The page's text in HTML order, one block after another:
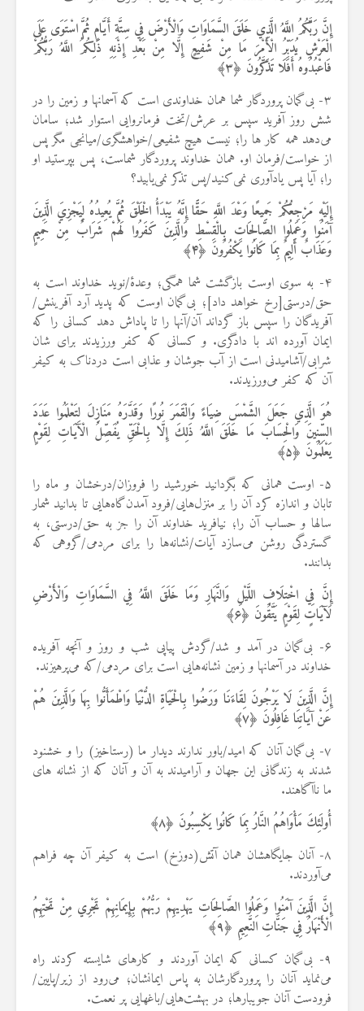
إِنَّ رَبَّكُمُ اللَّهُ الَّذِي خَلَقَ السَّمَاوَاتِ وَالْأَرْضَ فِي سِتَّةِ أَيَّامٍ ثُمَّ اسْتَوَى عَلَى
الْعَرْشِ يُدَبِّرُ الْأَمْرَ مَا مِنْ شَفِيعٍ إِلَّا مِنْ بَعْدِ إِذْنِهِ ذَلِكُمُ اللَّهُ رَبُّكُمْ
فَاعْبُدُوهُ أَفَلَا تَذَكَّرُونَ ﴿۳﴾
۳- بی‌گمان پروردگار شما همان خداوندی است که آسمانها و زمین را در
شش روز آفرید سپس بر عرش/تخت فرمانروایی استوار شد؛ سامان
می‌دهد همه کار ها را؛ نیست هیچ شفیعی/خواهشگری/میانجی مگر پس
از خواست/فرمان او. همان خداوند پروردگار شماست، پس بپرستید او
را؛ آیا پس یادآوری نمی‌کنید/پس تذکر نمی‌یابید؟
إِلَيْهِ مَرْجِعُكُمْ جَمِيعًا وَعْدَ اللَّهِ حَقًّا إِنَّهُ يَبْدَأُ الْخَلْقَ ثُمَّ يُعِيدُهُ لِيَجْزِيَ الَّذِينَ
آمَنُوا وَعَمِلُوا الصَّالِحَاتِ بِالْقِسْطِ وَالَّذِينَ كَفَرُوا لَهُمْ شَرَابٌ مِنْ حَمِيمٍ
وَعَذَابٌ أَلِيمٌ بِمَا كَانُوا يَكْفُرُونَ ﴿۴﴾
۴- به سوی اوست بازگشت شما همگی؛ وعدهٔ/نوید خداوند است به
حق/درستی[رخ خواهد داد]؛ بی‌گمان اوست که پدید آرد آفرینش/
آفریدگان را سپس باز گرداند آن/آنها را تا پاداش دهد کسانی را که
ایمان آورده اند با دادگری. و کسانی که کفر ورزیدند برای شان
شرابی/آشامیدنی است از آب جوشان و عذابی است دردناک به کیفر
آن که کفر می‌ورزیدند.
هُوَ الَّذِي جَعَلَ الشَّمْسَ ضِيَاءً وَالْقَمَرَ نُورًا وَقَدَّرَهُ مَنَازِلَ لِتَعْلَمُوا عَدَدَ
السِّنِينَ وَالْحِسَابَ مَا خَلَقَ اللَّهُ ذَلِكَ إِلَّا بِالْحَقِّ يُفَصِّلُ الْآيَاتِ لِقَوْمٍ
يَعْلَمُونَ ﴿۵﴾
۵- اوست همانی که بگردانید خورشید را فروزان/درخشان و ماه را
تابان و اندازه کرد آن را بر منزل‌هایی/فرود آمدن‌گاه‌هایی تا بدانید شمار
سالها و حساب آن را؛ نیافرید خداوند آن را جز به حق/درستی، به
گستردگی روشن می‌سازد آیات/نشانه‌ها را برای مردمی/گروهی که
بدانند.
إِنَّ فِي اخْتِلَافِ اللَّيْلِ وَالنَّهَارِ وَمَا خَلَقَ اللَّهُ فِي السَّمَاوَاتِ وَالْأَرْضِ
لَآيَاتٍ لِقَوْمٍ يَتَّقُونَ ﴿۶﴾
۶- بی‌گمان در آمد و شد/گردش پیاپی شب و روز و آنچه آفریده
خداوند در آسمانها و زمین نشانه‌هایی است برای مردمی/که می‌پرهیزند.
إِنَّ الَّذِينَ لَا يَرْجُونَ لِقَاءَنَا وَرَضُوا بِالْحَيَاةِ الدُّنْيَا وَاطْمَأَنُّوا بِهَا وَالَّذِينَ هُمْ
عَنْ آيَاتِنَا غَافِلُونَ ﴿۷﴾
۷- بی‌گمان آنان که امید/باور ندارند دیدار ما (رستاخیز) را و خشنود
شدند به زندگانی این جهان و آرامیدند به آن و آنان که از نشانه های
ما ناآگاهند.
أُولَئِكَ مَأْوَاهُمُ النَّارُ بِمَا كَانُوا يَكْسِبُونَ ﴿۸﴾
۸- آنان جایگاهشان همان آتش(دوزخ) است به کیفر آن چه فراهم
می‌آوردند.
إِنَّ الَّذِينَ آمَنُوا وَعَمِلُوا الصَّالِحَاتِ يَهْدِيهِمْ رَبُّهُمْ بِإِيمَانِهِمْ تَجْرِي مِنْ تَحْتِهِمُ
الْأَنْهَارُ فِي جَنَّاتِ النَّعِيمِ ﴿۹﴾
۹- بی‌گمان کسانی که ایمان آوردند و کارهای شایسته کردند راه
می‌نماید آنان را پروردگارشان به پاس ایمانشان؛ می‌رود از زیر/پایین/
فرودست آنان جویبارها؛ در بهشت‌هایی/باغه‍ایی پر نعمت.